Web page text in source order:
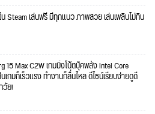
ใน Steam เล่นฟรี มีทุกแนว ภาพสวย เล่นเพลินไม่กิน
15 Max C2W เกมมิ่งโน้ตบุ๊คพลัง Intel Core
เกมก็เร็วแรง ทำงานก็ลื่นไหล ดีไซน์เรียบง่ายดูดี
วัย!